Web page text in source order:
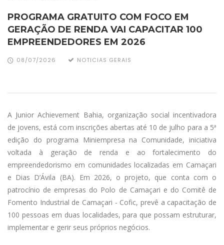
PROGRAMA GRATUITO COM FOCO EM
GERAÇÃO DE RENDA VAI CAPACITAR 100
EMPREENDEDORES EM 2026
08/07/2026 NOTICIAS GERAIS
A Junior Achievement Bahia, organização social incentivadora
de jovens, está com inscrições abertas até 10 de julho para a 5ª
edição do programa Miniempresa na Comunidade, iniciativa
voltada à geração de renda e ao fortalecimento do
empreendedorismo em comunidades localizadas em Camaçari
e Dias D’Ávila (BA). Em 2026, o projeto, que conta com o
patrocínio de empresas do Polo de Camaçari e do Comitê de
Fomento Industrial de Camaçari - Cofic, prevê a capacitação de
100 pessoas em duas localidades, para que possam estruturar,
implementar e gerir seus próprios negócios.